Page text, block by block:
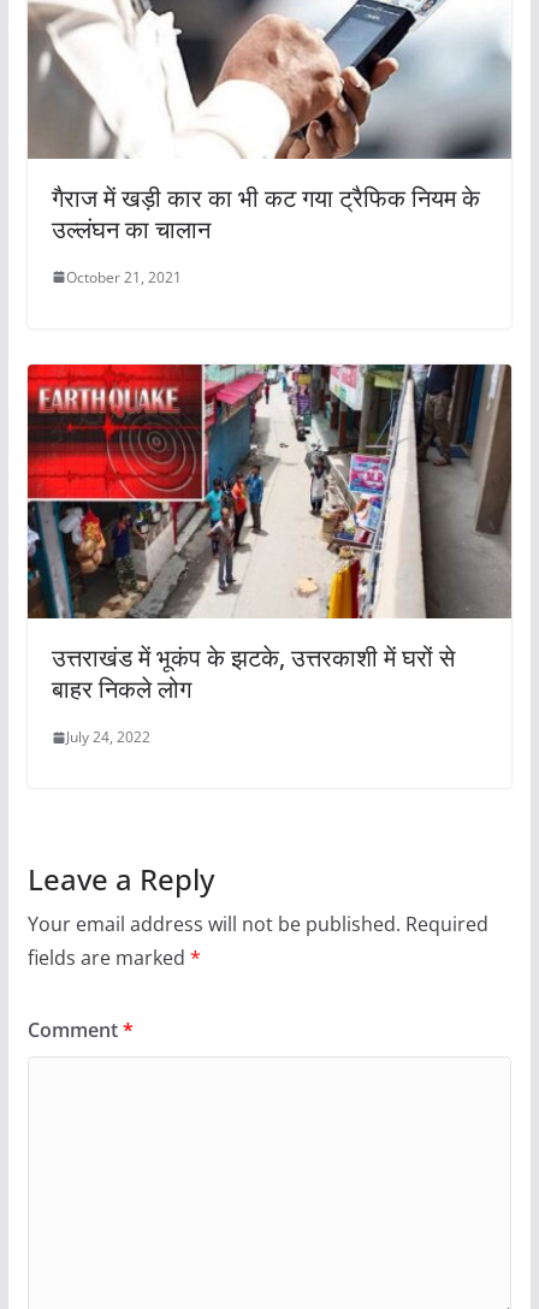
गैराज में खड़ी कार का भी कट गया ट्रैफिक नियम के
उल्लंघन का चालान
October 21, 2021
उत्तराखंड में भूकंप के झटके, उत्तरकाशी में घरों से
बाहर निकले लोग
July 24, 2022
Leave a Reply
Your email address will not be published. Required
fields are marked *
Comment*